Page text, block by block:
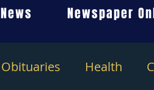
News Newspaper
Obituaries Health